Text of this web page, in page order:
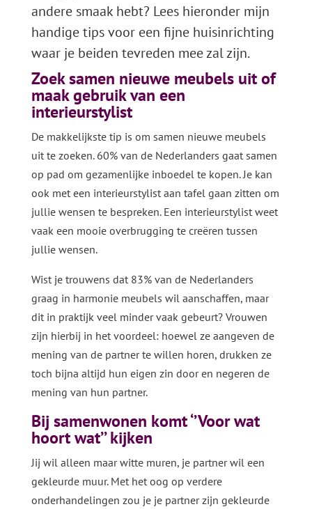
andere smaak hebt? Lees hieronder mijn
handige tips voor een fijne huisinrichting
waar je beiden tevreden mee zal zijn.
Zoek samen nieuwe meubels uit of
maak gebruik van een
interieurstylist
De makkelijkste tip is om samen nieuwe meubels
uit te zoeken. 60% van de Nederlanders gaat samen
op pad om gezamenlijke inboedel te kopen. Je kan
ook met een interieurstylist aan tafel gaan zitten om
jullie wensen te bespreken. Een interieurstylist weet
vaak een mooie overbrugging te creëren tussen
jullie wensen.
Wist je trouwens dat 83% van de Nederlanders
graag in harmonie meubels wil aanschaffen, maar
dit in praktijk veel minder vaak gebeurt? Vrouwen
zijn hierbij in het voordeel: hoewel ze aangeven de
mening van de partner te willen horen, drukken ze
toch bijna altijd hun eigen zin door en negeren de
mening van hun partner.
Bij samenwonen komt ‘’Voor wat
hoort wat’’ kijken
Jij wil alleen maar witte muren, je partner wil een
gekleurde muur. Met het oog op verdere
onderhandelingen zou je je partner zijn gekleurde